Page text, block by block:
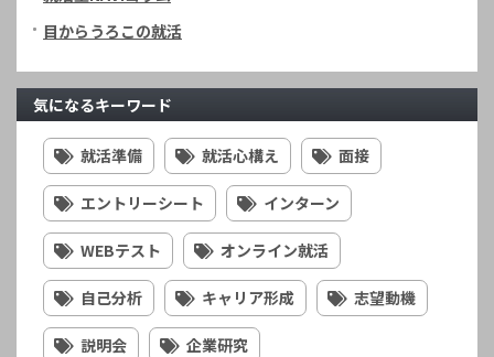
目からうろこの就活
気になるキーワード
就活準備 就活心構え 面接
エントリーシート インターン
WEBテスト オンライン就活
自己分析 キャリア形成 志望動機
説明会 企業研究